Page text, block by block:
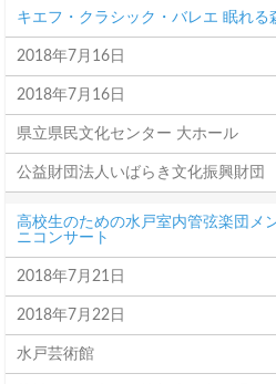
キエフ・クラシック・バレエ 眠れる
2018年7月16日
2018年7月16日
県立県民文化センター 大ホール
公益財団法人いばらき文化振興財団
高校生のための水戸室内管弦楽団メ
ニコンサート
2018年7月21日
2018年7月22日
水戸芸術館